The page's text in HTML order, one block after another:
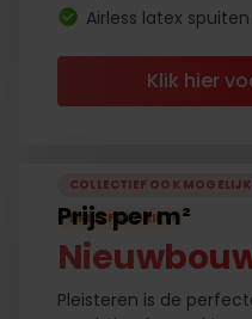
Airless latex
Klik hier
Prijs per m²
Pleisteren is de
PRIJSFAVORIET!
COLLECTIEF OOK MOGELIJK